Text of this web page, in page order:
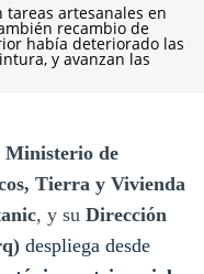
artesanales en
recambio de
había deteriorado las
y avanzan las
Ministerio de
Tierra y Vivienda
, y su Dirección
despliega desde